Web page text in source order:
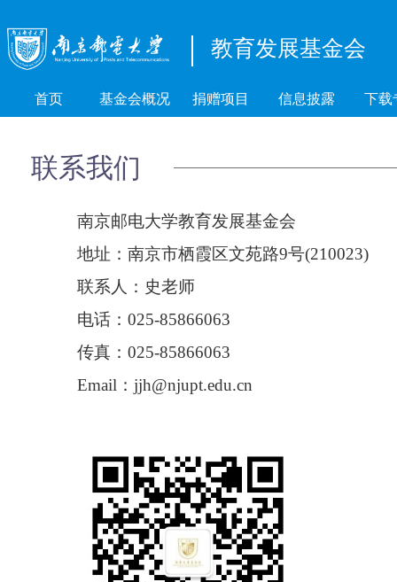
教育发展基金会
首页 基金会概况 捐赠项目 信息披露 下载
联系我们
南京邮电大学教育发展基金会
地址 ： 南京市栖霞区文苑路9号(210023)
联系人：史老师
电话： 025-85866063
传真： 025-85866063
Email：jjh@njupt.edu.cn